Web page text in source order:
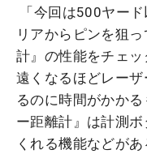
「今回は500ヤー
リアからピンを狙
計』の性能をチェ
遠くなるほどレー
るのに時間がかか
ー距離計』は計測
くれる機能などが